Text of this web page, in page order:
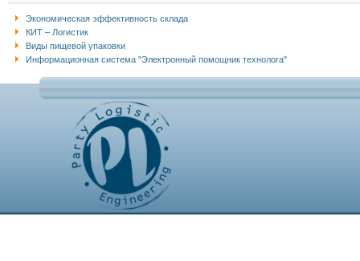
Экономическая эффективность склада
КИТ – Логистик
Виды пищевой упаковки
Информационная система "Электронный помощник технолога"